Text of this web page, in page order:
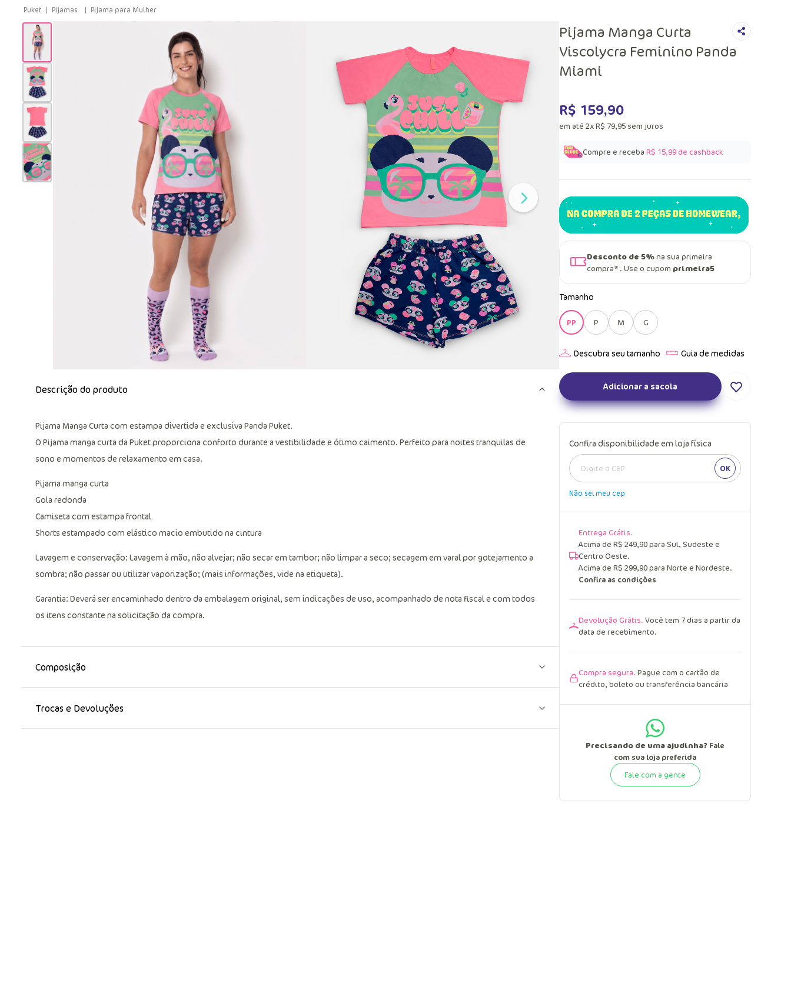
Pijamas Pijama para Mulher
Descrição do produto
Pijama Manga Curta com estampa divertida e exclusiva Panda Puket.
O Pijama manga curta da Puket proporciona conforto durante a vestibilidade e ótimo caimento. Perfeito para noites tranquilas de
sono e momentos de relaxamento em casa.
Pijama manga curta
Gola redonda
Camiseta com estampa frontal
Shorts estampado com elástico macio embutido na cintura
Lavagem e conservação: Lavagem à mão, não alvejar; não secar em tambor; não limpar a seco; secagem em varal por gotejamento a
sombra; não passar ou utilizar vaporização; (mais informações, vide na etiqueta).
Garantia: Deverá ser encaminhado dentro da embalagem original, sem indicações de uso, acompanhado de nota fiscal e com todos
os itens constante na solicitação da compra.
Composição
Trocas e Devoluções
Pijama Manga Curta
Viscolycra Feminino Panda
Miami
R$ 159,90
em até 2xR$ 79,95 sem juros
Compre e receba R$ 15,99de cashback
Desconto de 5%na sua primeira
compra* . Use o cupom primeira5
Tamanho
PP P M G
Adicionar a sacola
Confira disponibilidade em loja física
OK
Não sei meu cep
Entrega Grátis.
Acima de R$ 249,90 para Sul, Sudeste e
Centro Oeste.
Acima de R$ 299,90 para Norte e Nordeste.
Confira as condições
Devolução Grátis. Você tem 7 dias a partir da
data de recebimento.
Compra segura. Pague com o cartão de
crédito, boleto ou transferência bancária
Precisando de uma ajudinha? Fale
com sua loja preferida
Fale com a gente